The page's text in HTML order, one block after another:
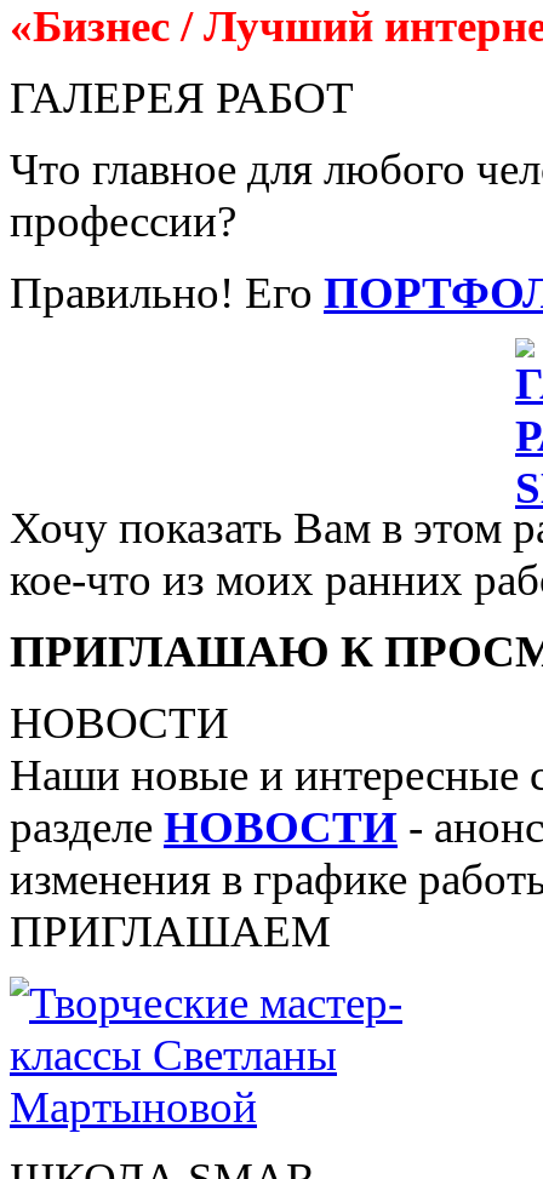
«Бизнес / Лучший
ГАЛЕРЕЯ РАБОТ
Что главное для любого
профессии?
Правильно! Его
Хочу показать Вам в этом
кое-что из моих ранних
ПРИГЛАШАЮ К
НОВОСТИ
Наши новые и интересные
разделе НОВОСТИ -
изменения в графике
ПРИГЛАШАЕМ